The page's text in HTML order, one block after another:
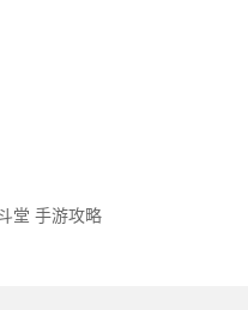
堂 手游攻略